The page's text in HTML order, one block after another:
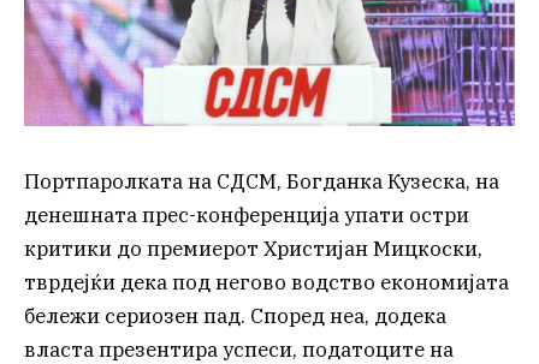
Портпаролката на СДСМ, Богданка Кузеска, на
денешната прес-конференција упати остри
критики до премиерот Христијан Мицкоски,
тврдејќи дека под негово водство економијата
бележи сериозен пад. Според неа, додека
власта презентира успеси, податоците на